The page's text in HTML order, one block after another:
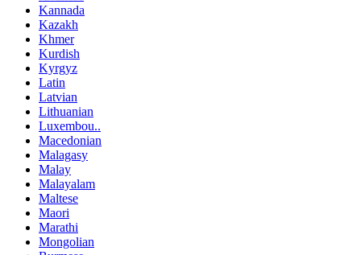
Kannada
Kazakh
Khmer
Kurdish
Kyrgyz
Latin
Latvian
Lithuanian
Luxembou..
Macedonian
Malagasy
Malay
Malayalam
Maltese
Maori
Marathi
Mongolian